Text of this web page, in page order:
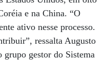
e na China. “O
ativo nesse processo.
ressalta Augusto
grupo gestor do Sistema